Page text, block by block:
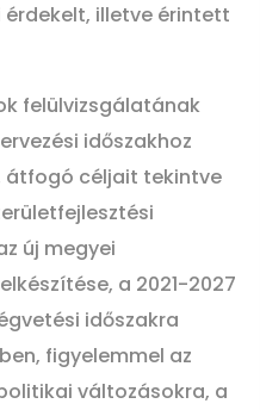
illetve érintett
felülvizsgálatának
időszakhoz
céljait tekintve
új megyei
a 2021-2027
időszakra
figyelemmel az
változásokra, a